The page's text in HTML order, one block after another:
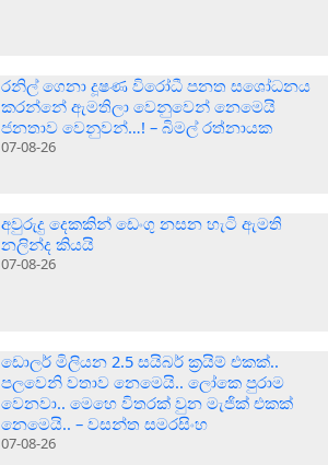
රනිල් ගෙනා දූෂණ විරෝධී පනත සශෝධනය
කරන්නේ ඇමතිලා වෙනුවෙන් නෙමෙයි
ජනතාව වෙනුවන්…! – බිමල් රත්නායක
07-08-26
අවුරුදු දෙකකින් ඩෙංගු නසන හැටි ඇමති
නලින්ද කියයි
07-08-26
ඩොලර් මිලියන 2.5 සයිබර් ක‍්‍රයිම් එකක්..
පලවෙනි වතාව නෙමෙයි.. ලෝකෙ පුරාම
වෙනවා.. මෙහෙ විතරක් වුන මැජික් එකක්
නෙමෙයි.. – වසන්ත සමරසිංහ
07-08-26